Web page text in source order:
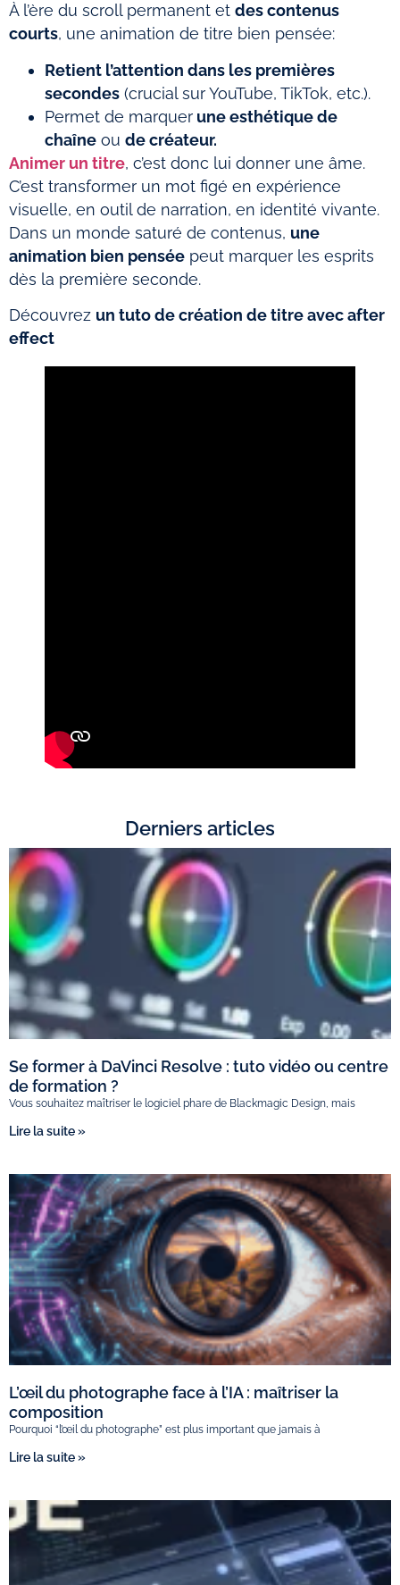
À l’ère du scroll permanent et des contenus
courts, une animation de titre bien pensée:
Retient l’attention dans les premières
secondes (crucial sur YouTube, TikTok, etc.).
Permet de marquer une esthétique de
chaîne ou de créateur.
Animer un titre, c’est donc lui donner une âme.
C’est transformer un mot figé en expérience
visuelle, en outil de narration, en identité vivante.
Dans un monde saturé de contenus, une
animation bien pensée peut marquer les esprits
dès la première seconde.
Découvrez un tuto de création de titre avec after
effect
Derniers articles
Se former à DaVinci Resolve : tuto vidéo ou centre
de formation ?
Vous souhaitez maîtriser le logiciel phare de Blackmagic Design, mais
Lire la suite »
L’œil du photographe face à l’IA : maîtriser la
composition
Pourquoi “l’œil du photographe” est plus important que jamais à
Lire la suite »